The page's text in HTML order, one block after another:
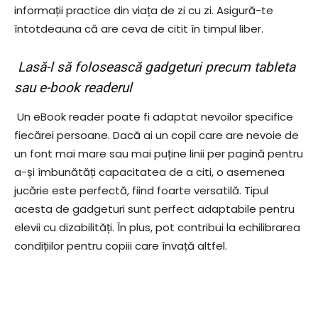
informații practice din viața de zi cu zi. Asigură-te
întotdeauna că are ceva de citit în timpul liber.
Lasă-l să folosească gadgeturi precum tableta
sau e-book readerul
Un eBook reader poate fi adaptat nevoilor specifice
fiecărei persoane. Dacă ai un copil care are nevoie de
un font mai mare sau mai puține linii per pagină pentru
a-și îmbunătăți capacitatea de a citi, o asemenea
jucărie este perfectă, fiind foarte versatilă. Tipul
acesta de gadgeturi sunt perfect adaptabile pentru
elevii cu dizabilități. În plus, pot contribui la echilibrarea
condițiilor pentru copiii care învață altfel.